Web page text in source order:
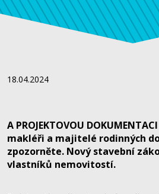
18.04.2024
A PROJEKTOVOU
makléři a majitelé rodinných
zpozorněte. Nový stavební
vlastníků nemovitostí.